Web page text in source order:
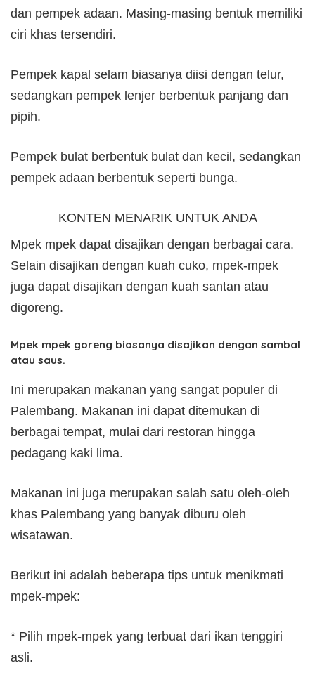
dan pempek adaan. Masing-masing bentuk memiliki
ciri khas tersendiri.
Pempek kapal selam biasanya diisi dengan telur,
sedangkan pempek lenjer berbentuk panjang dan
pipih.
Pempek bulat berbentuk bulat dan kecil, sedangkan
pempek adaan berbentuk seperti bunga.
KONTEN MENARIK UNTUK ANDA
Mpek mpek dapat disajikan dengan berbagai cara.
Selain disajikan dengan kuah cuko, mpek-mpek
juga dapat disajikan dengan kuah santan atau
digoreng.
Mpek mpek goreng biasanya disajikan dengan sambal
atau saus.
Ini merupakan makanan yang sangat populer di
Palembang. Makanan ini dapat ditemukan di
berbagai tempat, mulai dari restoran hingga
pedagang kaki lima.
Makanan ini juga merupakan salah satu oleh-oleh
khas Palembang yang banyak diburu oleh
wisatawan.
Berikut ini adalah beberapa tips untuk menikmati
mpek-mpek:
* Pilih mpek-mpek yang terbuat dari ikan tenggiri
asli.